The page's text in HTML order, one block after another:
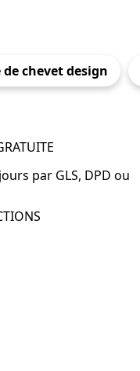
de chevet design
par GLS, DPD ou